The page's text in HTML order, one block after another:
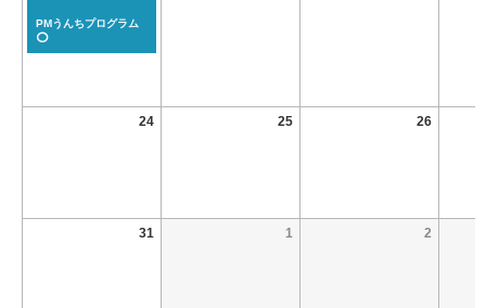
PMうんちプログラム
⭕
24 25 26
31 1 2